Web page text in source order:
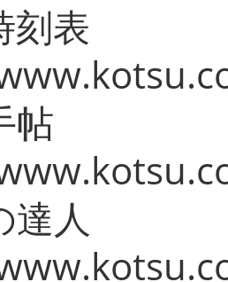
刻表
帖
達人